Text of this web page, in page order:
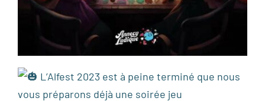
L’Alfest 2023 est à peine terminé que nous
vous préparons déjà une soirée jeu